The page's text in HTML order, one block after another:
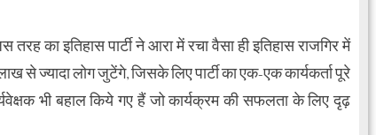
का इतिहास पार्टी ने आरा में रचा वैसा ही इतिहास राजगिर में
से ज्यादा लोग जुटेंगे, जिसके लिए पार्टी का एक-एक कार्यकर्ता पूरे
भी बहाल किये गए हैं जो कार्यक्रम की सफलता के लिए दृढ़